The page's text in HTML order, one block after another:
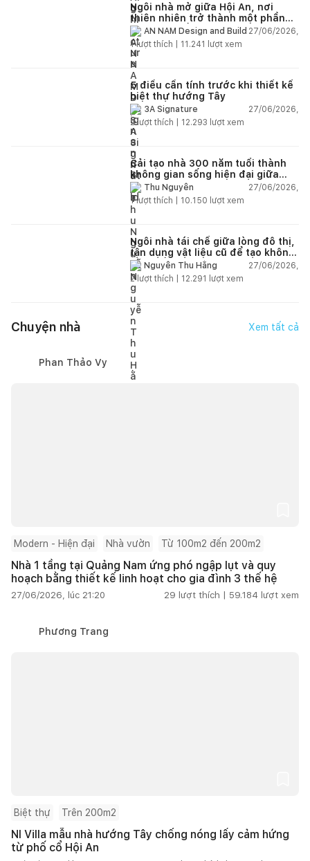
Ngôi nhà mở giữa Hội An, nơi
thiên nhiên trở thành một phần
của cuộc sống
AN NAM Design and Build 27/06/2026,
1lượt thích | 11.241 lượt xem
5 điều cần tính trước khi thiết kế
biệt thự hướng Tây
3A Signature
27/06/2026,
2lượt thích | 12.293 lượt xem
Cải tạo nhà 300 năm tuổi thành
không gian sống hiện đại giữa
thiên nhiên
Thu Nguyễn
27/06/2026,
1lượt thích | 10.150 lượt xem
Ngôi nhà tái chế giữa lòng đô thị,
tận dụng vật liệu cũ để tạo không
gian sống linh hoạt
Nguyễn Thu Hằng
27/06/2026,
2lượt thích | 12.291 lượt xem
Chuyện nhà Xem tất cả
Phan Thảo Vy
Modern - Hiện đại Nhà vườn Từ 100m2 đến 200m2
Nhà 1 tầng tại Quảng Nam ứng phó ngập lụt và quy
hoạch bằng thiết kế linh hoạt cho gia đình 3 thế hệ
27/06/2026, lúc 21:20 29 lượt thích | 59.184 lượt xem
Phương Trang
Biệt thự Trên 200m2
NI Villa mẫu nhà hướng Tây chống nóng lấy cảm hứng
từ phố cổ Hội An